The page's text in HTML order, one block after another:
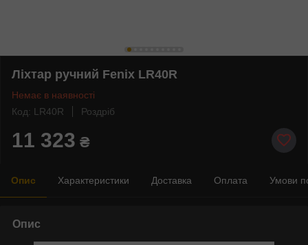
Ліхтар ручний Fenix LR40R
Немає в наявності
Код: LR40R
Роздріб
11 323 ₴
Опис Характеристики Доставка Оплата Умови
Опис